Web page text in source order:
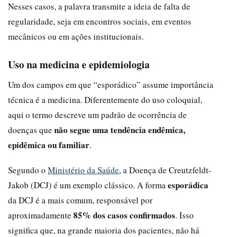
Nesses casos, a palavra transmite a ideia de falta de
regularidade, seja em encontros sociais, em eventos
mecânicos ou em ações institucionais.
Uso na medicina e epidemiologia
Um dos campos em que “esporádico” assume importância
técnica é a medicina. Diferentemente do uso coloquial,
aqui o termo descreve um padrão de ocorrência de
doenças que não segue uma tendência endêmica,
epidêmica ou familiar.
Segundo o Ministério da Saúde, a Doença de Creutzfeldt-
Jakob (DCJ) é um exemplo clássico. A forma esporádica
da DCJ é a mais comum, responsável por
aproximadamente 85% dos casos confirmados. Isso
significa que, na grande maioria dos pacientes, não há